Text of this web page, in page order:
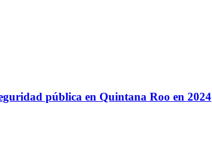
pública en Quintana Roo en 2024